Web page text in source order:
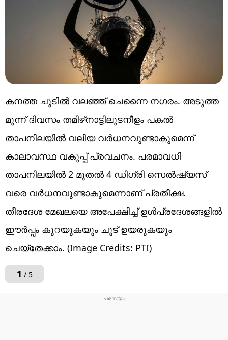
കനത്ത ചൂടില്‍ വലഞ്ഞ് ചെന്നൈ നഗരം. അടുത്ത
മൂന്ന് ദിവസം തമിഴ്‌നാട്ടിലുടനീളം പകല്‍
താപനിലയില്‍ വലിയ വര്‍ധനവുണ്ടാകുമെന്ന്
കാലാവസ്ഥ വകുപ്പ് പ്രവചനം. പരമാവധി
താപനിലയില്‍ 2 മുതല്‍ 4 ഡിഗ്രി സെല്‍ഷ്യസ്
വരെ വര്‍ധനവുണ്ടാകുമെന്നാണ് പ്രതീക്ഷ.
തീരദേശ മേഖലയെ അപേക്ഷിച്ച് ഉള്‍പ്രദേശങ്ങളില്‍
ഈര്‍പ്പം കുറയുകയും ചൂട് ഉയരുകയും
ചെയ്‌തേക്കാം. (Image Credits: PTI)
1 / 5